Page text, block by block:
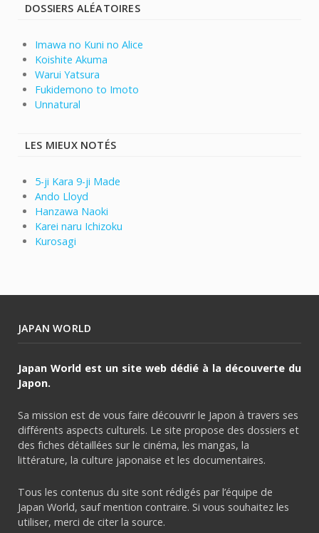
DOSSIERS ALÉATOIRES
Imawa no Kuni no Alice
Koishite Akuma
Warui Yatsura
Fukidemono to Imoto
Unnatural
LES MIEUX NOTÉS
5-ji Kara 9-ji Made
Ando Lloyd
Hanzawa Naoki
Karei naru Ichizoku
Kurosagi
JAPAN WORLD
Japan World est un site web dédié à la découverte du
Japon.
Sa mission est de vous faire découvrir le Japon à travers ses
différents aspects culturels. Le site propose des dossiers et
des fiches détaillées sur le cinéma, les mangas, la
littérature, la culture japonaise et les documentaires.
Tous les contenus du site sont rédigés par l’équipe de
Japan World, sauf mention contraire. Si vous souhaitez les
utiliser, merci de citer la source.